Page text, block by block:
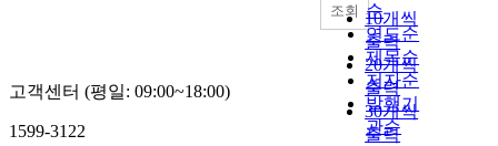
순
연도순
제목순
저자순
발행기
관순
10개씩
출력
20개씩
출력
30개씩
출력
조회
고객센터 (평일: 09:00~18:00)
1599-3122